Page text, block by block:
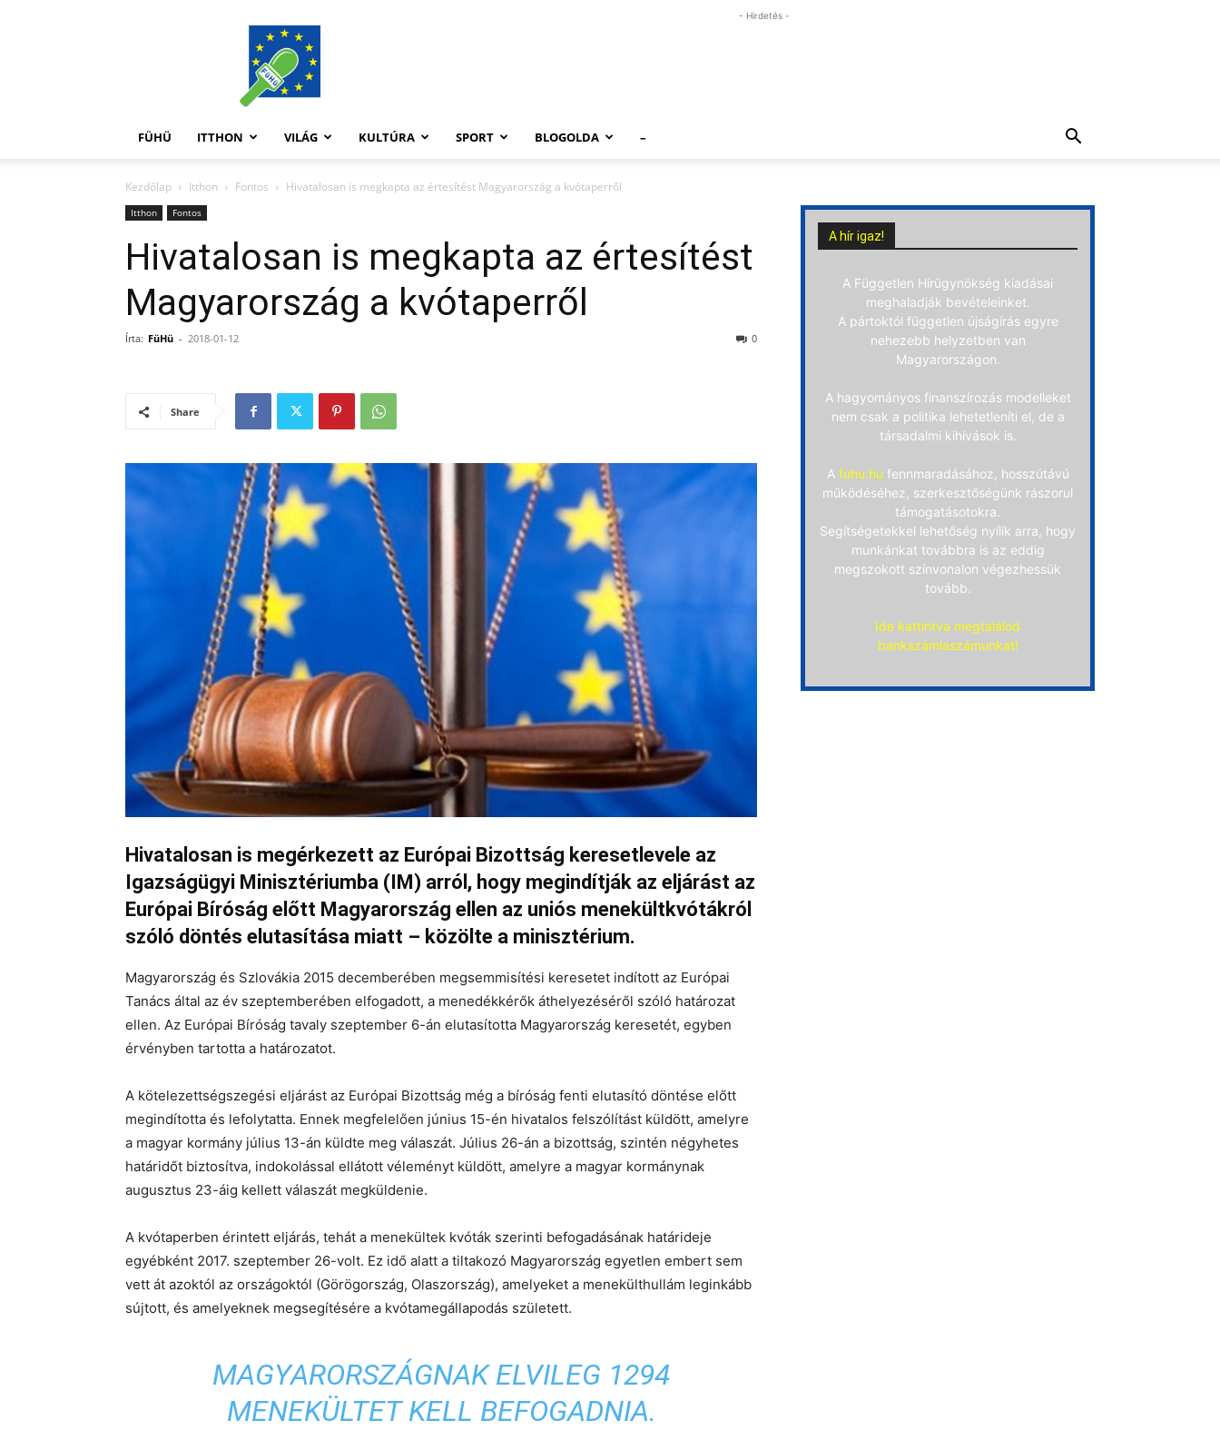
FüHü
- Hirdetés -
FÜHÜ ITTHON VILÁG KULTÚRA SPORT BLOGOLDA –
Kezdőlap Itthon Fontos Hivatalosan is megkapta az értesítést Magyarország a kvótaperről
Itthon Fontos
Hivatalosan is megkapta az értesítést
Magyarország a kvótaperről
Írta: FüHü - 2018-01-12 0
Share
Hivatalosan is megérkezett az Európai Bizottság keresetlevele az
Igazságügyi Minisztériumba (IM) arról, hogy megindítják az eljárást az
Európai Bíróság előtt Magyarország ellen az uniós menekültkvótákról
szóló döntés elutasítása miatt – közölte a minisztérium.
Magyarország és Szlovákia 2015 decemberében megsemmisítési keresetet indított az Európai
Tanács által az év szeptemberében elfogadott, a menedékkérők áthelyezéséről szóló határozat
ellen. Az Európai Bíróság tavaly szeptember 6-án elutasította Magyarország keresetét, egyben
érvényben tartotta a határozatot.
A kötelezettségszegési eljárást az Európai Bizottság még a bíróság fenti elutasító döntése előtt
megindította és lefolytatta. Ennek megfelelően június 15-én hivatalos felszólítást küldött, amelyre
a magyar kormány július 13-án küldte meg válaszát. Július 26-án a bizottság, szintén négyhetes
határidőt biztosítva, indokolással ellátott véleményt küldött, amelyre a magyar kormánynak
augusztus 23-áig kellett válaszát megküldenie.
A kvótaperben érintett eljárás, tehát a menekültek kvóták szerinti befogadásának határideje
egyébként 2017. szeptember 26-volt. Ez idő alatt a tiltakozó Magyarország egyetlen embert sem
vett át azoktól az országoktól (Görögország, Olaszország), amelyeket a menekülthullám leginkább
sújtott, és amelyeknek megsegítésére a kvótamegállapodás született.
MAGYARORSZÁGNAK ELVILEG 1294
MENEKÜLTET KELL BEFOGADNIA.
A hír igaz!
A Független Hírügynökség kiadásai
meghaladják bevételeinket.
A pártoktól független újságírás egyre
nehezebb helyzetben van
Magyarországon.
A hagyományos finanszírozás modelleket
nem csak a politika lehetetleníti el, de a
társadalmi kihívások is.
A fuhu.hu fennmaradásához, hosszútávú
működéséhez, szerkesztőségünk rászorul
támogatásotokra.
Segítségetekkel lehetőség nyílik arra, hogy
munkánkat továbbra is az eddig
megszokott színvonalon végezhessük
tovább.
Ide kattintva megtalálod
bankszámlaszámunkat!